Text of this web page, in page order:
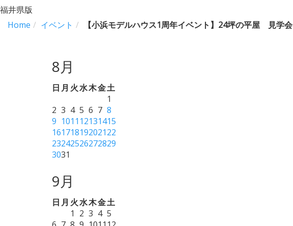
福井県版
Home
イベント 【小浜モデルハウス1周年イベント】24坪の平屋 見学会
8月
日 月 火水木金土
1
2 3 4 5 6 7 8
9 1011 12131415
16171819202122
23242526272829
3031
9月
日 月 火水木金土
1 2 3 4 5